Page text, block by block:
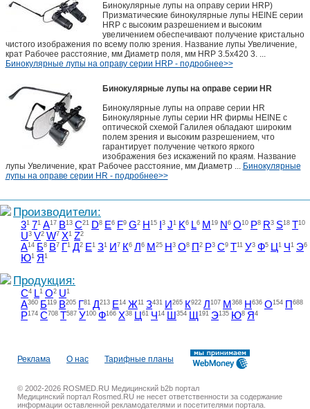
Бинокулярные лупы на оправу серии HRP)
Призматические бинокулярные лупы HEINE серии
HRP с высоким разрешением и высоким
увеличением обеспечивают получение кристально
чистого изображения по всему полю зрения. Название лупы Увеличение,
крат Рабочее расстояние, мм Диаметр поля, мм HRP 3.5x420 3. ...
Бинокулярные лупы на оправу серии HRP - подробнее>>
Бинокулярные лупы на оправе серии HR
Бинокулярные лупы на оправе серии HR
Бинокулярные лупы серии HR фирмы HEINE с
оптической схемой Галилея обладают широким
полем зрения и высоким разрешением, что
гарантирует получение четкого яркого
изображения без искажений по краям. Название
лупы Увеличение, крат Рабочее расстояние, мм Диаметр ... Бинокулярные
лупы на оправе серии HR - подробнее>>
Производители:
31 71 A17 B13 C21 D8 E6 F9 G2 H 15 3 J1 K6 L6 M 19 N 6 O10 P8 R3 S18 T10
U3 V2 W7 X1 Z2
А14 Б8 В7 Г1 Д2 Е1 З1 И 7 К6 Л 6 М 25 Н 3 О8 П 2 Р3 С9 Т11 У3 Ф5 Ц 1 Ч 1 Э6
Ю1 Я 1
Продукция:
C4 L1 O2 U1
А360 Б119 В205 Г81 Д213 Е14 Ж11 З431 И 265 К922 Л 107 М 368 Н 636 О154 П 688
Р174 С708 Т587 У100 Ф166 Х38 Ц 61 Ч 14 Ш 354 Щ 191 Э135 Ю8 Я 4
Реклама О нас Тарифные планы
© 2002-2026 ROSMED.RU Медицинский b2b портал
Медицинский портал Rosmed.RU не несет ответственности за содержание
информации оставленной рекламодателями и посетителями портала.